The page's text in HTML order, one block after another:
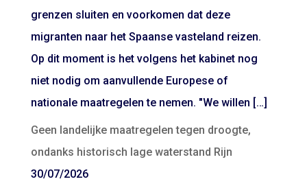
grenzen sluiten en voorkomen dat deze
migranten naar het Spaanse vasteland reizen.
Op dit moment is het volgens het kabinet nog
niet nodig om aanvullende Europese of
nationale maatregelen te nemen. "We willen […]
Geen landelijke maatregelen tegen droogte,
ondanks historisch lage waterstand Rijn
30/07/2026